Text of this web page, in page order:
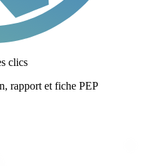
clics
rapport et fiche PEP